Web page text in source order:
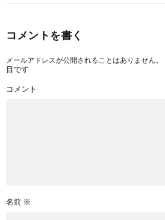
コメントを書く
メールアドレスが公開されることはありません。
目です
コメント
名前 ※